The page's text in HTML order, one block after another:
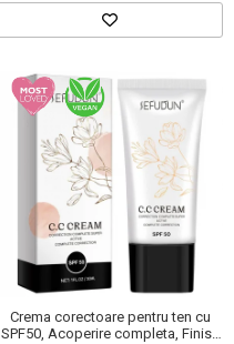
Crema corectoare pentru ten cu
SPF50, Acoperire completa, Finish